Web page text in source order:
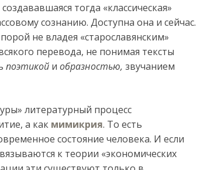
тогда «классическая»
сознанию. Доступна она и сейчас.
не владея «старославянским»
перевода, не понимая тексты
поэтикой иобразностью, звучанием
литературный процесс
а как мимикрия. То есть
состояние человека. И если
к теории «экономических